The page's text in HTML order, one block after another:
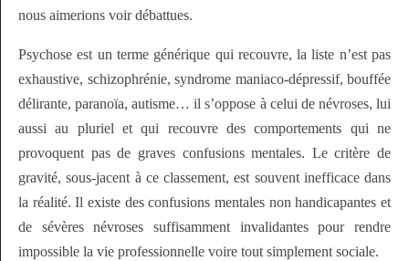
nous aimerions voir débattues.
Psychose est un terme générique qui recouvre, la liste n’est pas
exhaustive, schizophrénie, syndrome maniaco-dépressif, bouffée
délirante, paranoïa, autisme… il s’oppose à celui de névroses, lui
aussi au pluriel et qui recouvre des comportements qui ne
provoquent pas de graves confusions mentales. Le critère de
gravité, sous-jacent à ce classement, est souvent inefficace dans
la réalité. Il existe des confusions mentales non handicapantes et
de sévères névroses suffisamment invalidantes pour rendre
impossible la vie professionnelle voire tout simplement sociale.